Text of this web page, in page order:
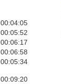
00:04:05
00:05:52
00:06:17
00:06:58
00:05:34
00:09:20